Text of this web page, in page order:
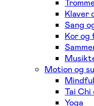
Klaver
Sang
Kor og
Motion og
Tai Chi
Yoga